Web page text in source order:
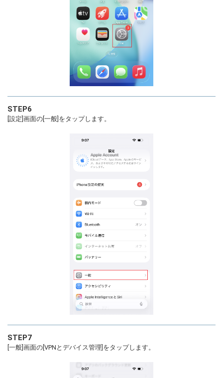
STEP6
[設定]画面の[一般]をタップします。
STEP7
[一般]画面の[VPNとデバイス管理]をタップします。